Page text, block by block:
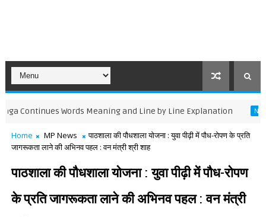
Words Meaning and Line by Line Explanation NCERT BOOK
Home MP News
पाठशाला की पौधशाला योजना : युवा पीढ़ी में पौध-रोपण के प्रति
जागरूकता लाने की अभिनव पहल : वन मंत्री श्री शाह
पाठशाला की पौधशाला योजना : युवा पीढ़ी में पौध-रोपण
के प्रति जागरूकता लाने की अभिनव पहल : वन मंत्री